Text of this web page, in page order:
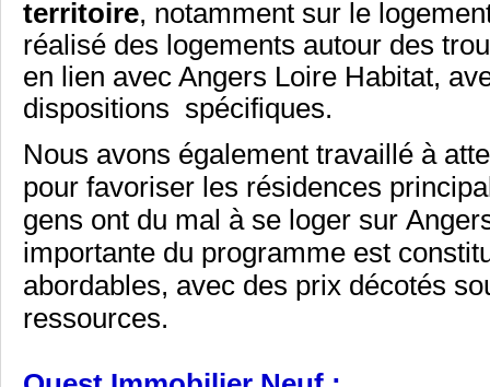
territoire, notamment sur le
réalisé des logements autour des
en lien avec Angers Loire Habitat,
dispositions spécifiques.
Nous avons également travaillé à
pour favoriser les résidences
gens ont du mal à se loger sur
importante du programme est
abordables, avec des prix décotés
ressources.